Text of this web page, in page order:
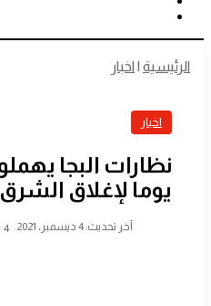
الرئيسية | اخبار
اخبار
يوما لإغلاق
4 ديسمبر، 2021 آخر تحديث: 4 ديسمبر، 2021